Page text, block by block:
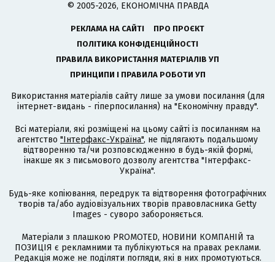
© 2005-2026, ЕКОНОМІЧНА ПРАВДА
РЕКЛАМА НА САЙТІ
ПРО ПРОЄКТ
ПОЛІТИКА КОНФІДЕНЦІЙНОСТІ
ПРАВИЛА ВИКОРИСТАННЯ МАТЕРІАЛІВ УП
ПРИНЦИПИ І ПРАВИЛА РОБОТИ УП
Використання матеріалів сайту лише за умови посилання (для
інтернет-видань - гіперпосилання) на "Економічну правду".
Всі матеріали, які розміщені на цьому сайті із посиланням на
агентство "Інтерфакс-Україна", не підлягають подальшому
відтворенню та/чи розповсюдженню в будь-якій формі,
інакше як з письмового дозволу агентства "Інтерфакс-
Україна".
Будь-яке копіювання, передрук та відтворення фотографічних
творів та/або аудіовізуальних творів правовласника Getty
Images - суворо забороняється.
Матеріали з плашкою PROMOTED, НОВИНИ КОМПАНІЙ та
ПОЗИЦІЯ є рекламними та публікуються на правах реклами.
Редакція може не поділяти погляди, які в них промотуються.